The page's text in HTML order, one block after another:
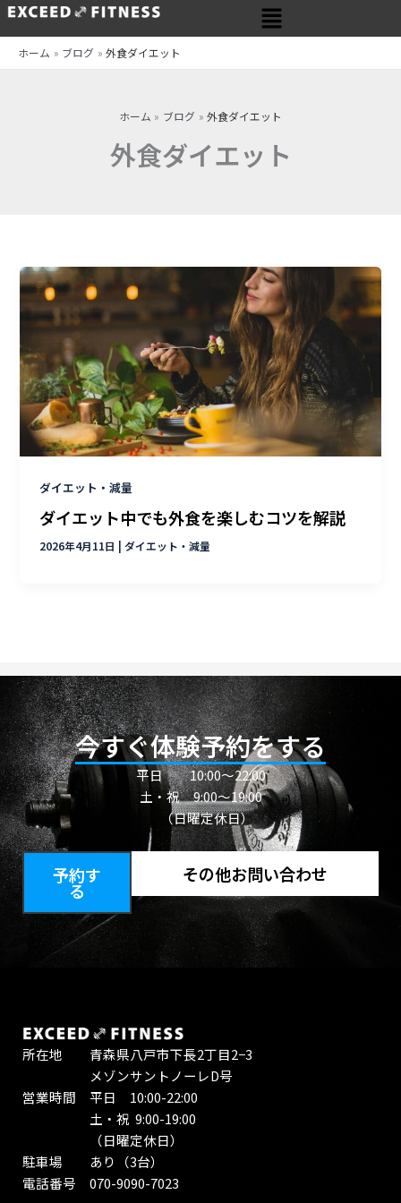
内
メ
ニ
ホーム ブログ 外食ダイエット
ホーム ブログ 外食ダイエット
外食ダイエット
ダイエット・減量
ダイエット中でも外食を楽しむコツを解説
2026年4月11日 |ダイエット・減量
今すぐ体験予約をする
平日10:00〜22:00
土・祝 9:00～19:00
（日曜定休日）
予約す
る
その他お問い合わせ
所在地 青森県八戸市下長2丁目2−3
メゾンサントノーレD号
営業時間 平日 10:00-22:00
土・祝 9:00-19:00
（日曜定休日）
駐車場 あり（3台）
電話番号 070-9090-7023